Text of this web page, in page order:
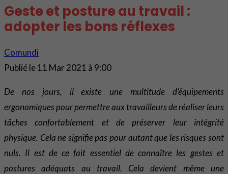
Geste et posture au travail :
adopter les bons réflexes
Comundi
Publié le11 Mar 2021 à 9:00
De nos jours, il existe une multitude d’équipements
ergonomiques pour permettre aux travailleurs de réaliser leurs
tâches confortablement et de préserver leur intégrité
physique. Cela ne signifie pas pour autant que les risques sont
nuls. Il est de ce fait essentiel de connaître les gestes et
postures adéquats au travail. Cela devient même une